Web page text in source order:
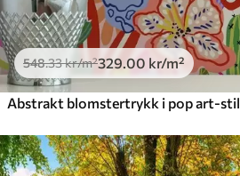
548.33kr/m²329.00 kr/m²
Abstrakt blomstertrykk i pop art-stil